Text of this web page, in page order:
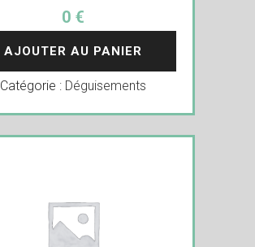
0 €
AJOUTER AU PANIER
Catégorie : Déguisements